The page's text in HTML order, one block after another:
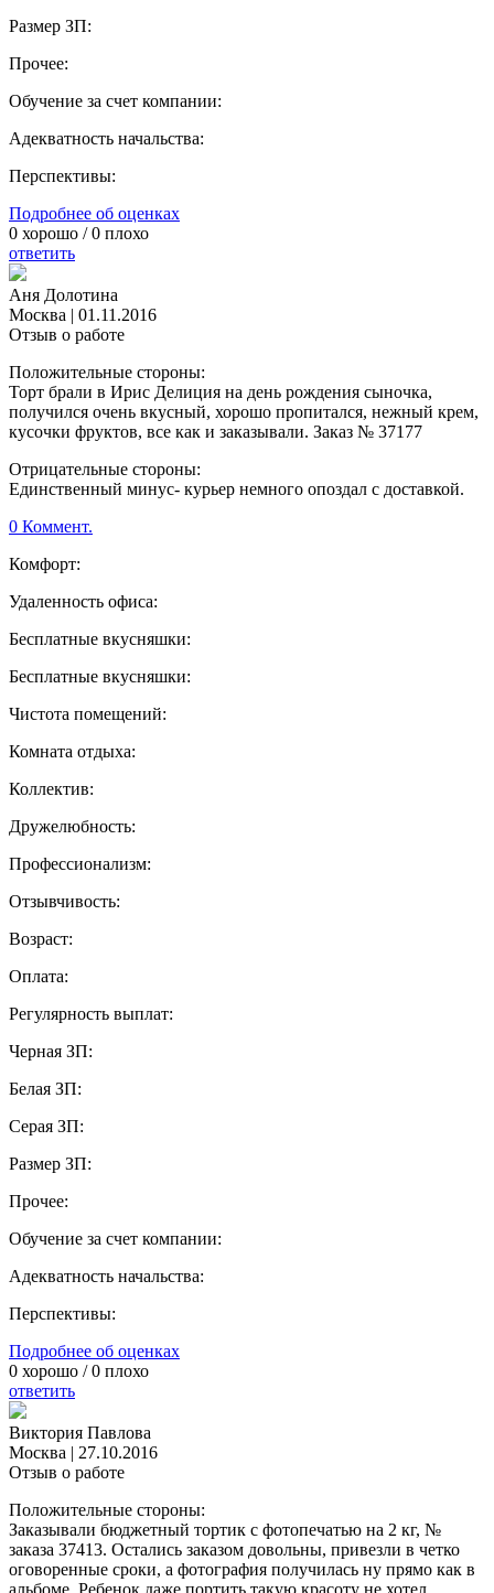
Размер ЗП:
Прочее:
Обучение за счет компании:
Адекватность начальства:
Перспективы:
Подробнее об оценках
0 хорошо /0 плохо
ответить
Аня Долотина
Москва | 01.11.2016
Отзыв о работе
Положительные стороны:
Торт брали в Ирис Делиция на день рождения сыночка,
получился очень вкусный, хорошо пропитался, нежный крем,
кусочки фруктов, все как и заказывали. Заказ № 37177
Отрицательные стороны:
Единственный минус- курьер немного опоздал с доставкой.
0 Коммент.
Комфорт:
Удаленность офиса:
Бесплатные вкусняшки:
Бесплатные вкусняшки:
Чистота помещений:
Комната отдыха:
Коллектив:
Дружелюбность:
Профессионализм:
Отзывчивость:
Возраст:
Оплата:
Регулярность выплат:
Черная ЗП:
Белая ЗП:
Серая ЗП:
Размер ЗП:
Прочее:
Обучение за счет компании:
Адекватность начальства:
Перспективы:
Подробнее об оценках
0 хорошо /0 плохо
ответить
Виктория Павлова
Москва | 27.10.2016
Отзыв о работе
Положительные стороны:
Заказывали бюджетный тортик с фотопечатью на 2 кг, №
заказа 37413. Остались заказом довольны, привезли в четко
оговоренные сроки, а фотография получилась ну прямо как в